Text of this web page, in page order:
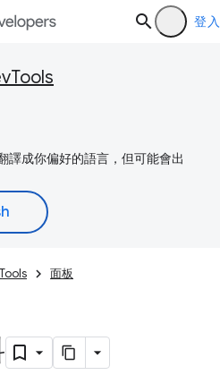
登入
譯成你偏好的語言，但可能會出
面板